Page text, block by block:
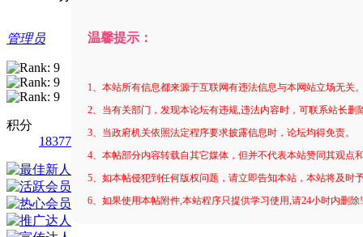
管理员
积分
18377
温馨提示：
1、本站所有信息都来源于互联网有违法信息与本网站立场无关
2、当有关部门，发现本论坛有违规,违法内容时，可联系站长删
3、当政府机关依照法定程序要求披露信息时，论坛均得免责。
4、本帖部分内容转载自其它媒体，但并不代表本站赞同其观点
5、如本帖侵犯到任何版权问题，请立即告知本站，本站将及时
6、如果使用本帖附件,本站程序只提供学习使用,请24小时内删